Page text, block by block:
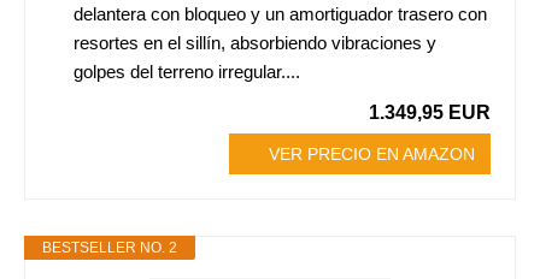
delantera con bloqueo y un amortiguador trasero con
resortes en el sillín, absorbiendo vibraciones y
golpes del terreno irregular....
1.349,95 EUR
VER PRECIO EN AMAZON
BESTSELLER NO. 2